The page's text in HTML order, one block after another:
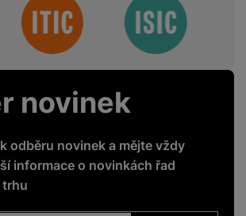
novinek
k odběru novinek a mějte vždy
informace o novinkách řad